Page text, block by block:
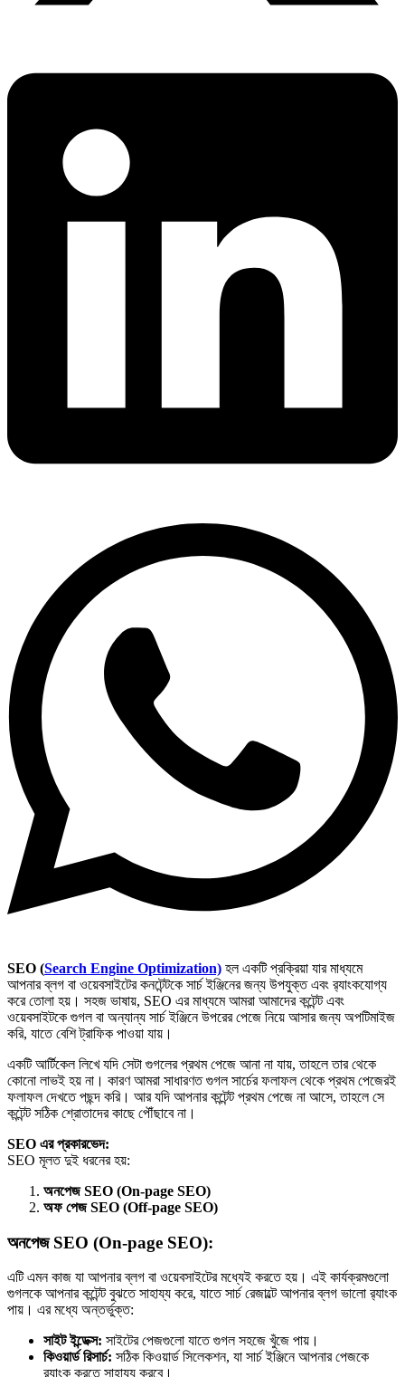
SEO (Search Engine Optimization) হল একটি প্রক্রিয়া যার মাধ্যমে
আপনার ব্লগ বা ওয়েবসাইটের কনটেন্টকে সার্চ ইঞ্জিনের জন্য উপযুক্ত এবং র‍্যাংকযোগ্য
করে তোলা হয়। সহজ ভাষায়, SEO এর মাধ্যমে আমরা আমাদের কন্টেন্ট এবং
ওয়েবসাইটকে গুগল বা অন্যান্য সার্চ ইঞ্জিনে উপরের পেজে নিয়ে আসার জন্য অপটিমাইজ
করি, যাতে বেশি ট্রাফিক পাওয়া যায়।
একটি আর্টিকেল লিখে যদি সেটা গুগলের প্রথম পেজে আনা না যায়, তাহলে তার থেকে
কোনো লাভই হয় না। কারণ আমরা সাধারণত গুগল সার্চের ফলাফল থেকে প্রথম পেজেরই
ফলাফল দেখতে পছন্দ করি। আর যদি আপনার কন্টেন্ট প্রথম পেজে না আসে, তাহলে সে
কন্টেন্ট সঠিক শ্রোতাদের কাছে পৌঁছাবে না।
SEO এর প্রকারভেদ:
SEO মূলত দুই ধরনের হয়:
অনপেজ SEO (On-page SEO)
অফ পেজ SEO (Off-page SEO)
অনপেজ SEO (On-page SEO):
এটি এমন কাজ যা আপনার ব্লগ বা ওয়েবসাইটের মধ্যেই করতে হয়। এই কার্যক্রমগুলো
গুগলকে আপনার কন্টেন্ট বুঝতে সাহায্য করে, যাতে সার্চ রেজাল্টে আপনার ব্লগ ভালো র‍্যাংক
পায়। এর মধ্যে অন্তর্ভুক্ত:
সাইট ইন্ডেক্স: সাইটের পেজগুলো যাতে গুগল সহজে খুঁজে পায়।
কিওয়ার্ড রিসার্চ: সঠিক কিওয়ার্ড সিলেকশন, যা সার্চ ইঞ্জিনে আপনার পেজকে
র‍্যাংক করতে সাহায্য করবে।